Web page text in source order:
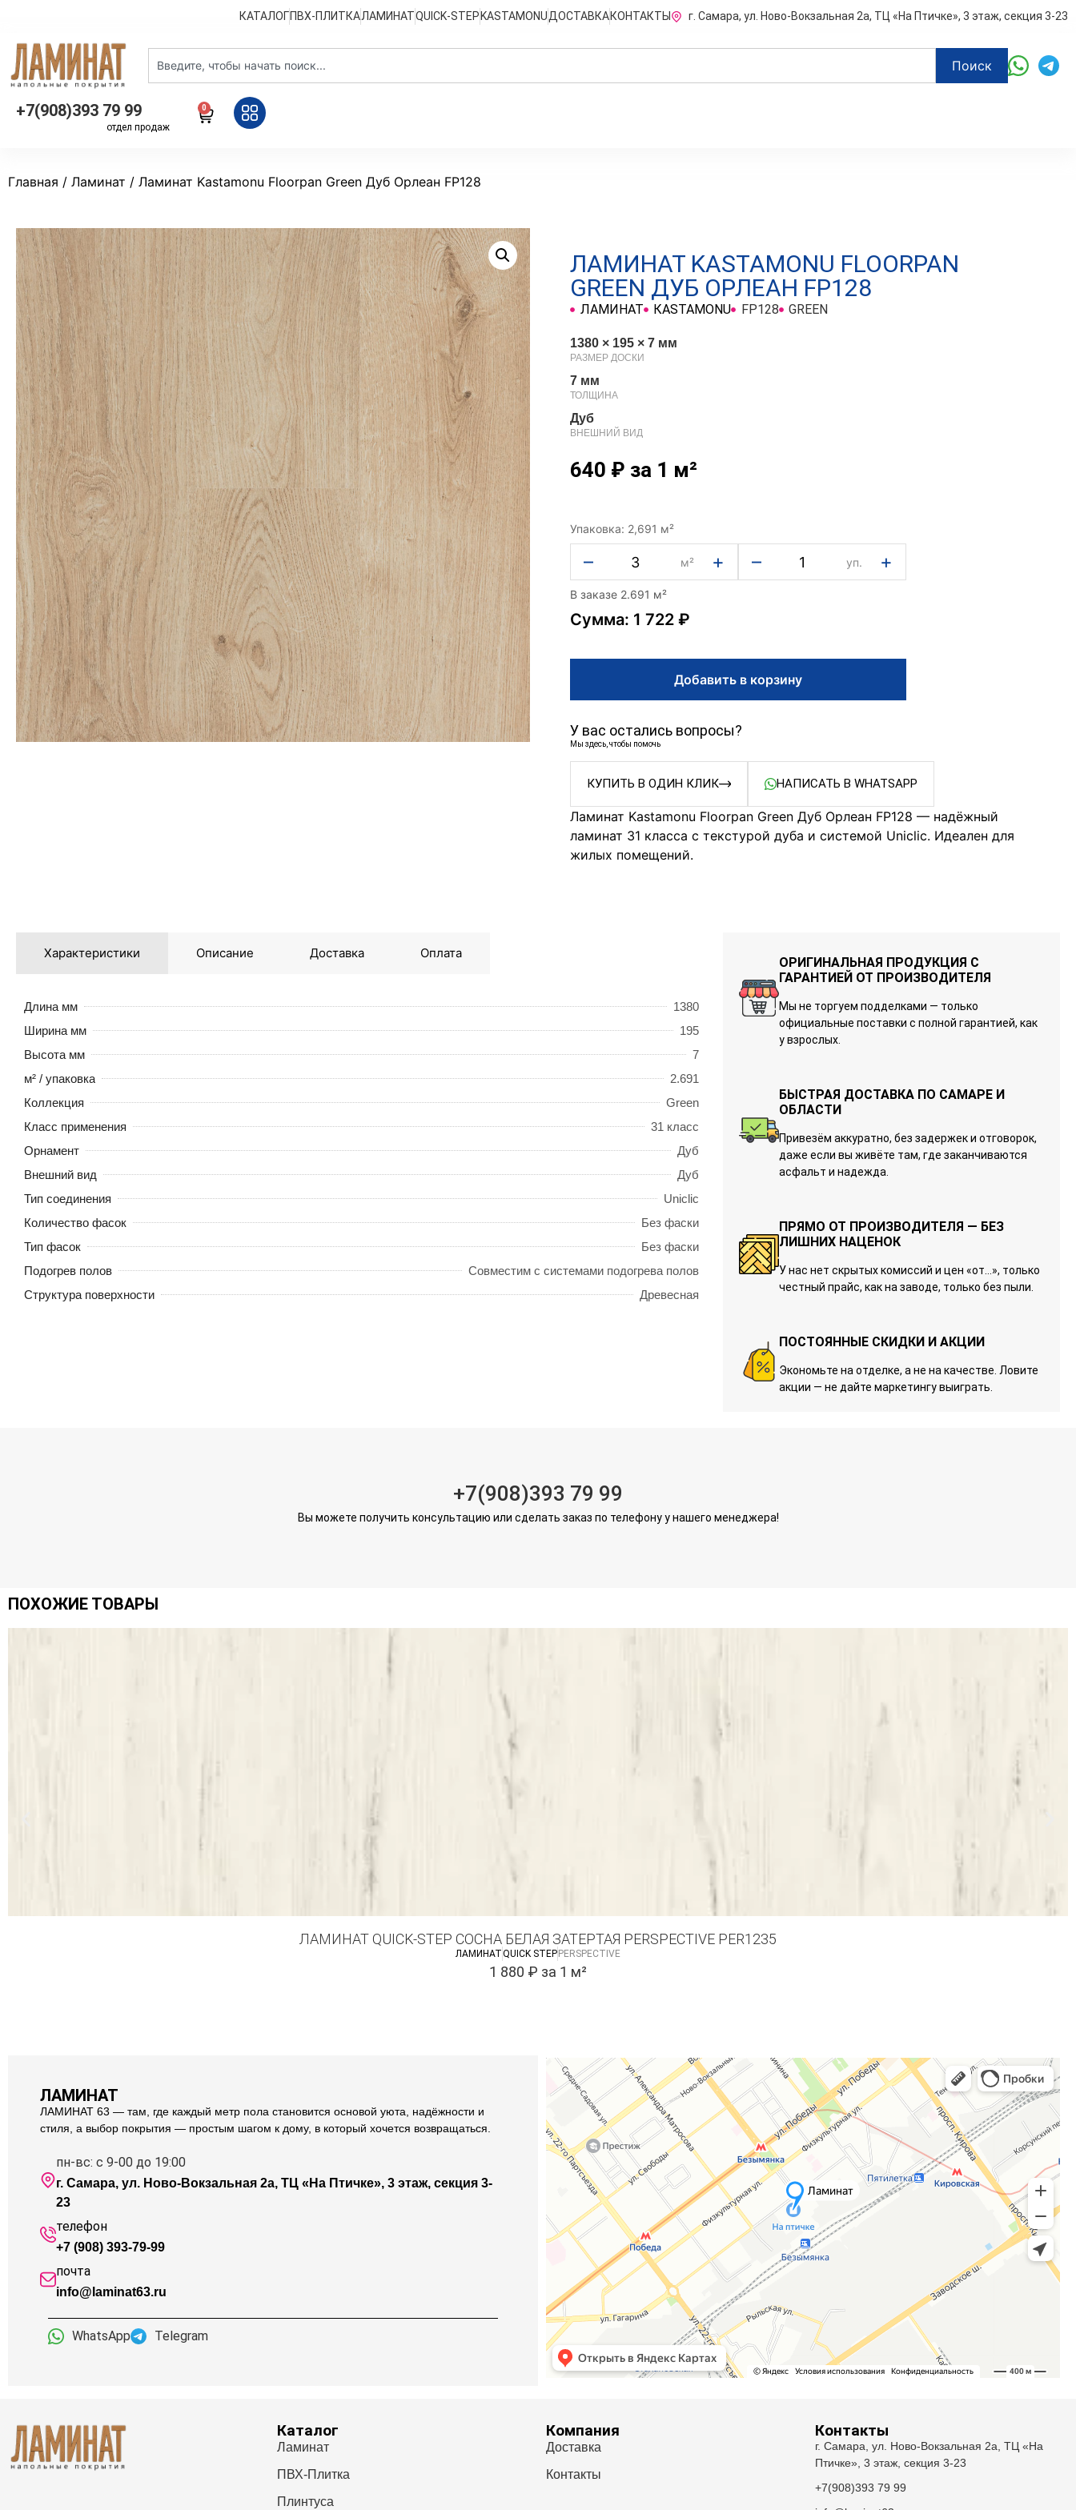
КАТАЛОГ ПВХ-ПЛИТКАЛАМИНАТQUICK-STEP KASTAMONUДОСТАВКА КОНТАКТЫ г. Самара, ул. Ново-Вокзальная 2а, ТЦ «На Птичке», 3 этаж, секция 3-23
Поиск
+7(908)393 79 99
отдел продаж
0
Главная / Ламинат / Ламинат Kastamonu Floorpan Green Дуб Орлеан FP128
ЛАМИНАТ KASTAMONU FLOORPAN
GREEN ДУБ ОРЛЕАН FP128
ЛАМИНАТ КASTAMONU FP128 GREEN
1380 × 195 × 7 мм
РАЗМЕР ДОСКИ
7 мм
ТОЛЩИНА
Дуб
ВНЕШНИЙ ВИД
640 ₽ за 1 м²
Упаковка: 2,691 м²
– м² + – уп. +
В заказе 2.691 м²
Сумма: 1 722 ₽
Добавить в корзину
У вас остались вопросы?
Мы здесь, чтобы помочь
КУПИТЬ В ОДИН КЛИК НАПИСАТЬ В WHATSAPP
Ламинат Kastamonu Floorpan Green Дуб Орлеан FP128 — надёжный
ламинат 31 класса с текстурой дуба и системой Uniclic. Идеален для
жилых помещений.
Характеристики Описание Доставка Оплата
Длина мм
1380
Ширина мм
195
Высота мм
7
м² / упаковка
2.691
Коллекция
Green
Класс применения
31 класс
Орнамент
Дуб
Внешний вид
Дуб
Тип соединения
Uniclic
Количество фасок
Без фаски
Тип фасок
Без фаски
Подогрев полов
Совместим с системами подогрева полов
Структура поверхности
Древесная
ОРИГИНАЛЬНАЯ ПРОДУКЦИЯ С
ГАРАНТИЕЙ ОТ ПРОИЗВОДИТЕЛЯ
Мы не торгуем подделками — только
официальные поставки с полной гарантией, как
у взрослых.
БЫСТРАЯ ДОСТАВКА ПО САМАРЕ И
ОБЛАСТИ
Привезём аккуратно, без задержек и отговорок,
даже если вы живёте там, где заканчиваются
асфальт и надежда.
ПРЯМО ОТ ПРОИЗВОДИТЕЛЯ — БЕЗ
ЛИШНИХ НАЦЕНОК
У нас нет скрытых комиссий и цен «от…», только
честный прайс, как на заводе, только без пыли.
ПОСТОЯННЫЕ СКИДКИ И АКЦИИ
Экономьте на отделке, а не на качестве. Ловите
акции — не дайте маркетингу выиграть.
+7(908)393 79 99
Вы можете получить консультацию или сделать заказ по телефону у нашего менеджера!
ПОХОЖИЕ ТОВАРЫ
ЛАМИНАТ QUICK-STEP СОСНА БЕЛАЯ ЗАТЕРТАЯ PERSPECTIVE PER1235
ЛАМИНАТQUICK STEPPERSPECTIVE
1 880 ₽ за 1 м²
ЛАМИНАТ
ЛАМИНАТ 63 — там, где каждый метр пола становится основой уюта, надёжности и
стиля, а выбор покрытия — простым шагом к дому, в который хочется возвращаться.
пн-вс: с 9-00 до 19:00
г. Самара, ул. Ново-Вокзальная 2а, ТЦ «На Птичке», 3 этаж, секция 3-
23
телефон
+7 (908) 393-79-99
почта
info@laminat63.ru
WhatsApp Telegram
Каталог
Ламинат
ПВХ-Плитка
Плинтуса
Компания
Доставка
Контакты
Контакты
г. Самара, ул. Ново-Вокзальная 2а, ТЦ «На
Птичке», 3 этаж, секция 3-23
+7(908)393 79 99